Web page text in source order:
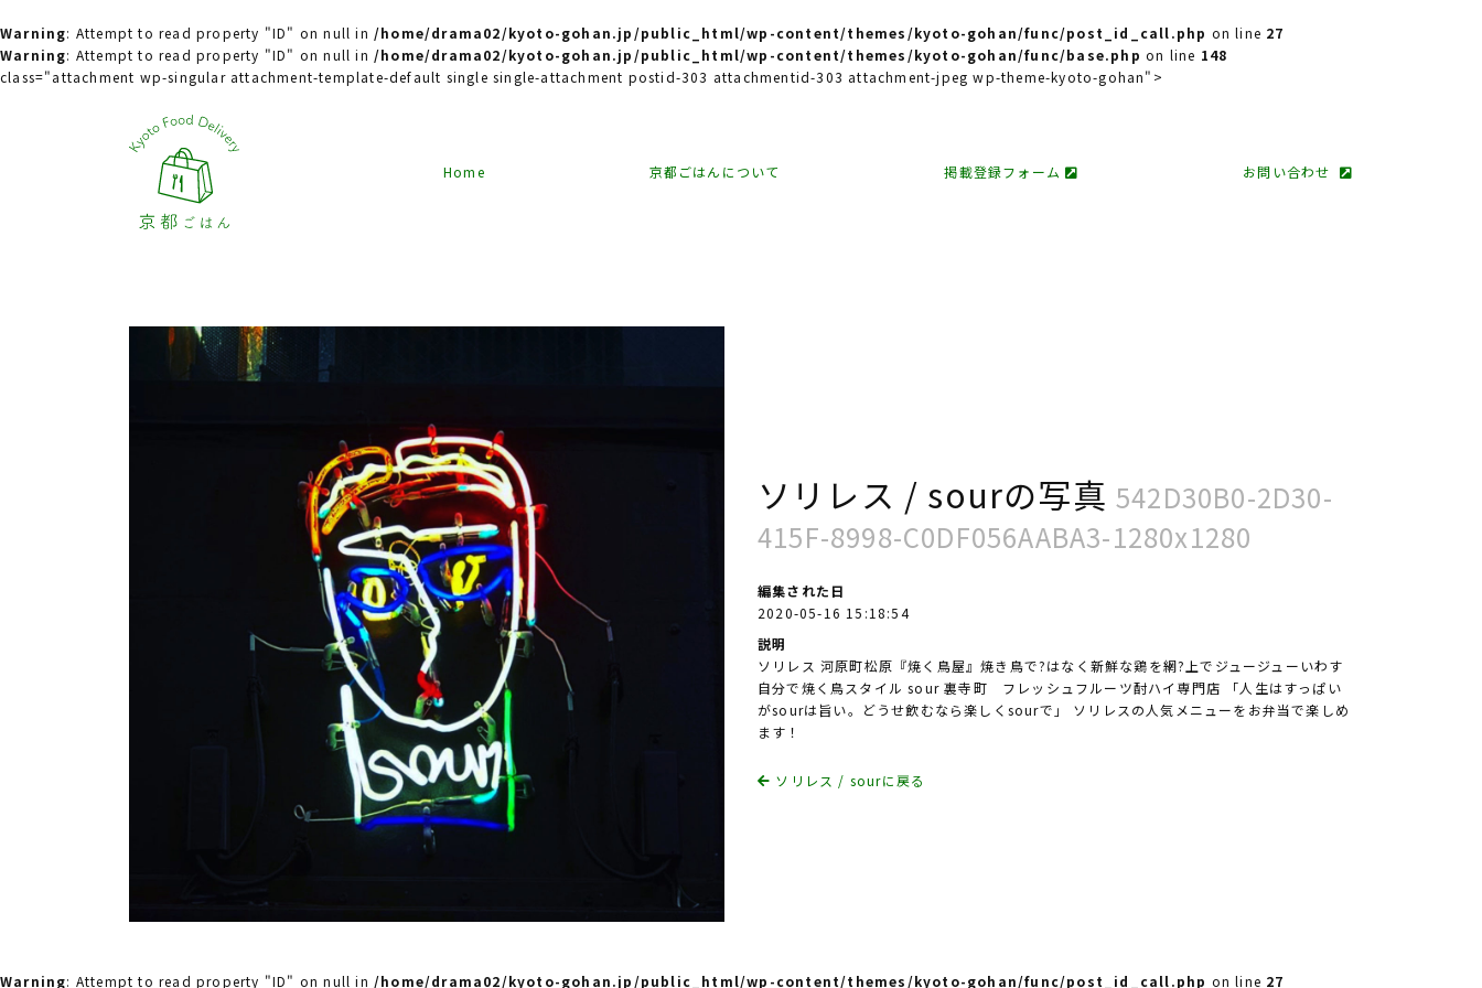
Warning: Attempt to read property "ID" on null in /home/drama02/kyoto-gohan.jp/public_html/wp-content/themes/kyoto-gohan/func/post_id_call.php on line 27
Warning: Attempt to read property "ID" on null in /home/drama02/kyoto-gohan.jp/public_html/wp-content/themes/kyoto-gohan/func/base.php on line 148
class="attachment wp-singular attachment-template-default single single-attachment postid-303 attachmentid-303 attachment-jpeg wp-theme-kyoto-gohan">
Home 京都ごはんについて 掲載登録フォーム お問い合わせ
ソリレス / sourの写真542D30B0-2D30-
415F-8998-C0DF056AABA3-1280x1280
編集された日
2020-05-16 15:18:54
説明
ソリレス 河原町松原『焼く鳥屋』焼き鳥で?はなく新鮮な鶏を網?上でジュージューいわす
自分で焼く鳥スタイル sour 裏寺町 フレッシュフルーツ酎ハイ専門店 「人生はすっぱい
がsourは旨い。どうせ飲むなら楽しくsourで」 ソリレスの人気メニューをお弁当で楽しめ
ます！
ソリレス / sourに戻る
Warning: Attempt to read property "ID" on null in /home/drama02/kyoto-gohan.jp/public_html/wp-content/themes/kyoto-gohan/func/post_id_call.php on line 27